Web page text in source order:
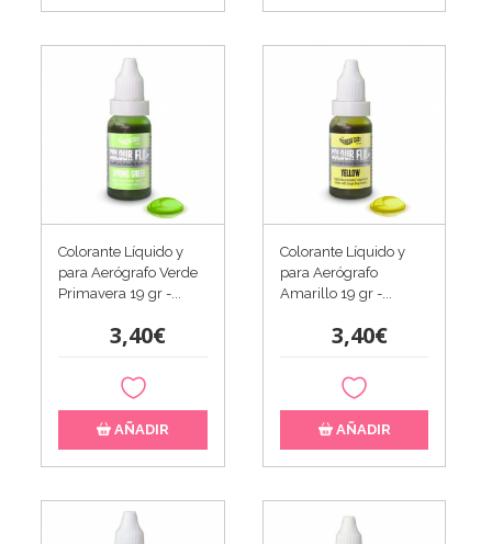
Colorante Líquido y
para Aerógrafo Verde
Primavera 19 gr -...
3,40€
AÑADIR
Colorante Líquido y
para Aerógrafo
Amarillo 19 gr -...
3,40€
AÑADIR